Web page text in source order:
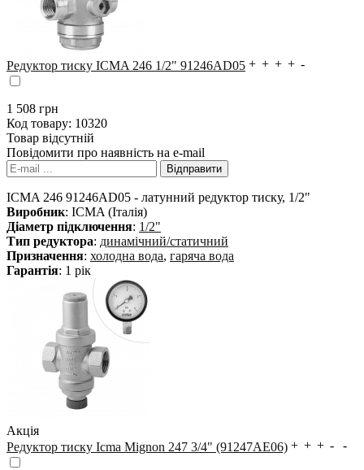
Редуктор тиску ICMA 246 1/2" 91246AD05
1 508 грн
Код товару: 10320
Товар відсутній
Повідомити про наявність на e-mail
ICMA 246 91246AD05 - латунний редуктор тиску, 1/2"
Виробник: ICMA (Італія)
Діаметр підключення: 1/2"
Тип редуктора: динамічний/статичний
Призначення: холодна вода, гаряча вода
Гарантія: 1 рік
Акція
Редуктор тиску Icma Mignon 247 3/4" (91247AE06)